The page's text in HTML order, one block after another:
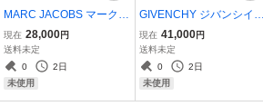
MARC JACOBS マークジ
ェイコブス デニム ジ
ャケット スカート 上
下セット スワロフスキ
ー INDIGO LACE 未使用
現在 28,000円
送料未定
0
2日
未使用
GIVENCHY ジバンシイ
SHARK LOCK シャークロ
ック カバー ウエッ
ジ アンクル ショート
ブーツ 35 未使用
現在 41,000円
送料未定
0
2日
未使用